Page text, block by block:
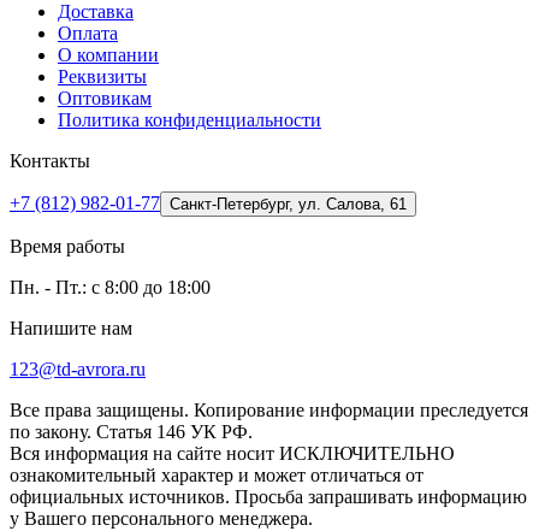
Доставка
Оплата
О компании
Реквизиты
Оптовикам
Политика конфиденциальности
Контакты
+7 (812) 982-01-77 Санкт-Петербург, ул. Салова, 61
Время работы
Пн. - Пт.: с 8:00 до 18:00
Напишите нам
123@td-avrora.ru
Все права защищены. Копирование информации преследуется
по закону. Статья 146 УК РФ.
Вся информация на сайте носит ИСКЛЮЧИТЕЛЬНО
ознакомительный характер и может отличаться от
официальных источников. Просьба запрашивать информацию
у Вашего персонального менеджера.